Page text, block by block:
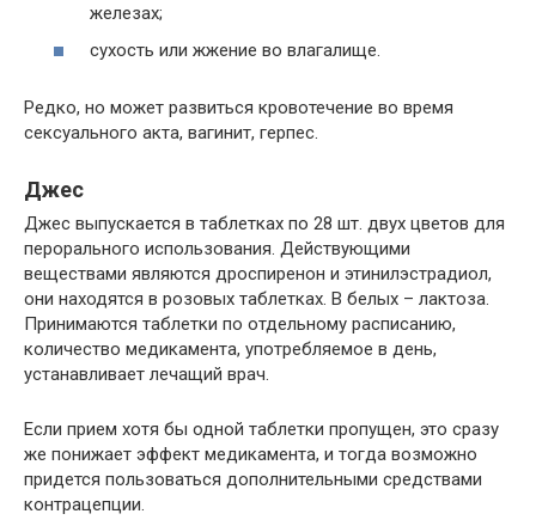
железах;
сухость или жжение во влагалище.
Редко, но может развиться кровотечение во время
сексуального акта, вагинит, герпес.
Джес
Джес выпускается в таблетках по 28 шт. двух цветов для
перорального использования. Действующими
веществами являются дроспиренон и этинилэстрадиол,
они находятся в розовых таблетках. В белых – лактоза.
Принимаются таблетки по отдельному расписанию,
количество медикамента, употребляемое в день,
устанавливает лечащий врач.
Если прием хотя бы одной таблетки пропущен, это сразу
же понижает эффект медикамента, и тогда возможно
придется пользоваться дополнительными средствами
контрацепции.